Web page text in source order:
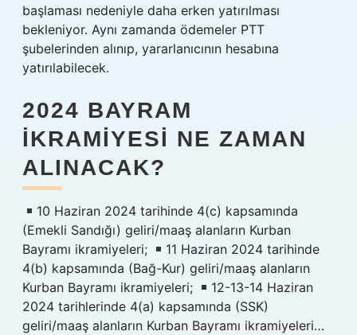
başlaması nedeniyle daha erken yatırılması
bekleniyor. Aynı zamanda ödemeler PTT
şubelerinden alınıp, yararlanıcının hesabına
yatırılabilecek.
2024 BAYRAM
İKRAMIYESI NE ZAMAN
ALINACAK?
10 Haziran 2024 tarihinde 4(c) kapsamında
(Emekli Sandığı) geliri/maaş alanların Kurban
Bayramı ikramiyeleri;
11 Haziran 2024 tarihinde
4(b) kapsamında (Bağ-Kur) geliri/maaş alanların
Kurban Bayramı ikramiyeleri;
12-13-14 Haziran
2024 tarihlerinde 4(a) kapsamında (SSK)
geliri/maaş alanların Kurban Bayramı ikramiyeleri…